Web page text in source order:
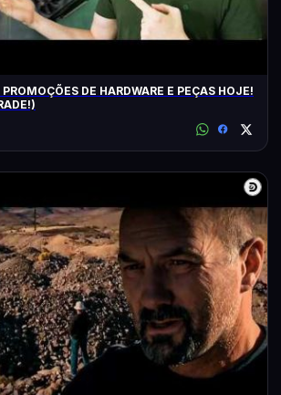
DE HARDWARE E PEÇAS HOJE!